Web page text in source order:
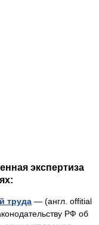
экспертиза
труда — (англ. offitial
РФ об